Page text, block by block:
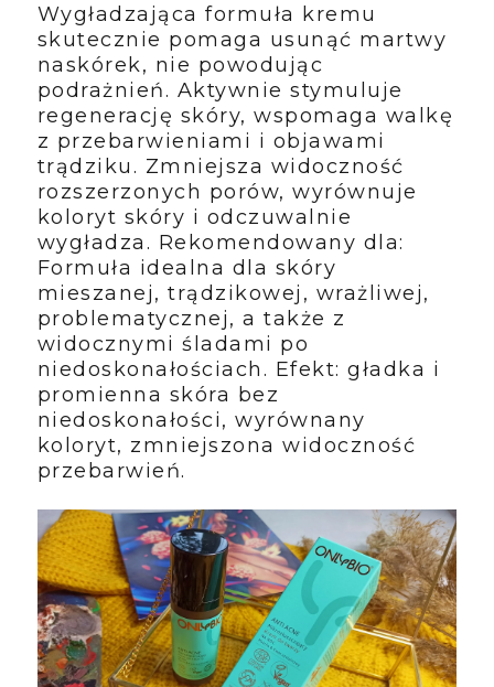
Wygładzająca formuła kremu
skutecznie pomaga usunąć martwy
naskórek, nie powodując
podrażnień. Aktywnie stymuluje
regenerację skóry, wspomaga walkę
z przebarwieniami i objawami
trądziku. Zmniejsza widoczność
rozszerzonych porów, wyrównuje
koloryt skóry i odczuwalnie
wygładza. Rekomendowany dla:
Formuła idealna dla skóry
mieszanej, trądzikowej, wrażliwej,
problematycznej, a także z
widocznymi śladami po
niedoskonałościach. Efekt: gładka i
promienna skóra bez
niedoskonałości, wyrównany
koloryt, zmniejszona widoczność
przebarwień.